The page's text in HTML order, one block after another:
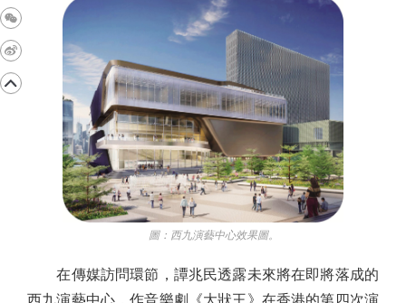
圖：西九演藝中心效果圖。
在傳媒訪問環節，譚兆民透露未來將在即將落成的